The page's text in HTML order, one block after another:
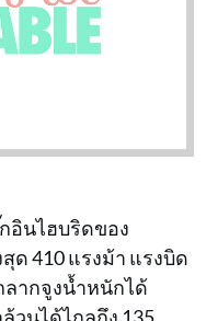
อินไฮบริดของ
ด 410 แรงม้า แรงบิด
ลากจูงน้ำหนักได้